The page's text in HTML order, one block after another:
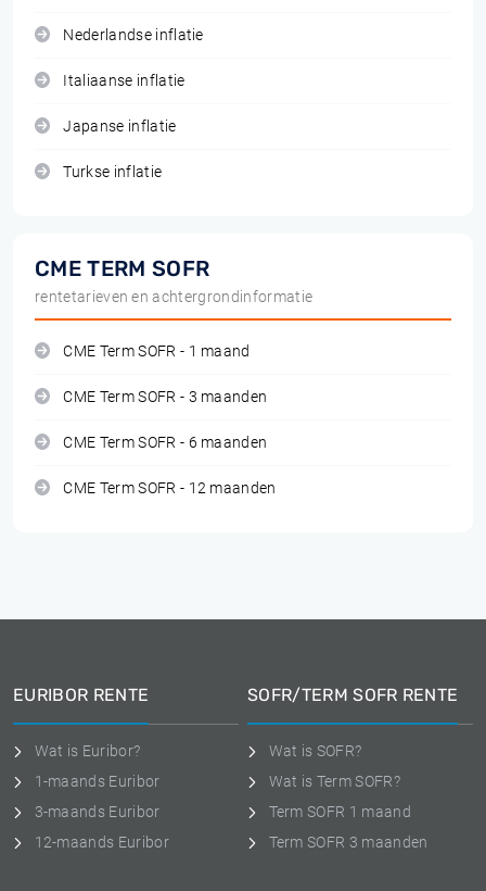
Nederlandse inflatie
Italiaanse inflatie
Japanse inflatie
Turkse inflatie
CME TERM SOFR
rentetarieven en achtergrondinformatie
CME Term SOFR - 1 maand
CME Term SOFR - 3 maanden
CME Term SOFR - 6 maanden
CME Term SOFR - 12 maanden
EURIBOR RENTE
Wat is Euribor?
1-maands Euribor
3-maands Euribor
12-maands Euribor
SOFR/TERM SOFR RENTE
Wat is SOFR?
Wat is Term SOFR?
Term SOFR 1 maand
Term SOFR 3 maanden